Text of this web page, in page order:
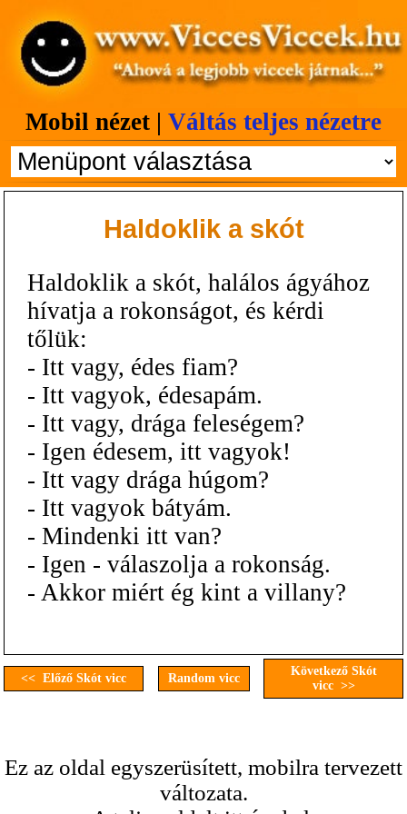
Mobil nézet | Váltás teljes nézetre
Haldoklik a skót
Haldoklik a skót, halálos ágyához
hívatja a rokonságot, és kérdi
tőlük:
- Itt vagy, édes fiam?
- Itt vagyok, édesapám.
- Itt vagy, drága feleségem?
- Igen édesem, itt vagyok!
- Itt vagy drága húgom?
- Itt vagyok bátyám.
- Mindenki itt van?
- Igen - válaszolja a rokonság.
- Akkor miért ég kint a villany?
<< Előző Skót vicc Random vicc
Következő Skót
vicc >>
Ez az oldal egyszerüsített, mobilra tervezett
változata.